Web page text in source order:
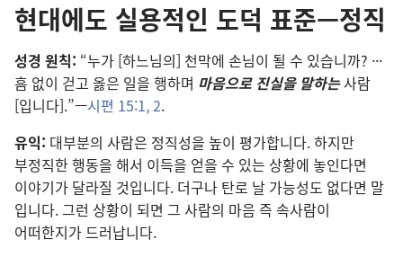
현대에도 실용적인 도덕 표준—정직
성경 원칙: “누가 [하느님의] 천막에 손님이 될 수 있습니까? ···
흠 없이 걷고 옳은 일을 행하며 마음으로 진실을 말하는사람
[입니다].”—시편 15:1, 2.
유익: 대부분의 사람은 정직성을 높이 평가합니다. 하지만
부정직한 행동을 해서 이득을 얻을 수 있는 상황에 놓인다면
이야기가 달라질 것입니다. 더구나 탄로 날 가능성도 없다면 말
입니다. 그런 상황이 되면 그 사람의 마음 즉 속사람이
어떠한지가 드러납니다.